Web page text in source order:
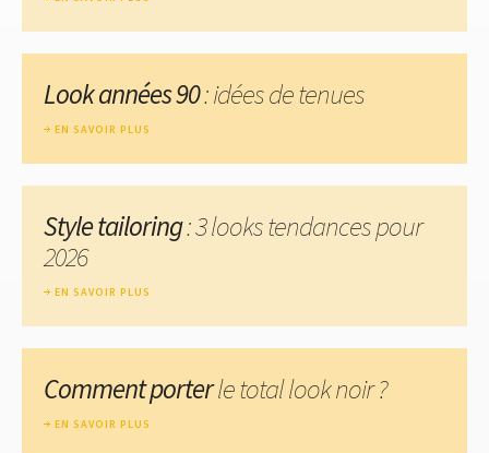
Look années 90: idées de tenues
EN SAVOIR PLUS
Style tailoring: 3 looks tendances pour
2026
EN SAVOIR PLUS
Comment porterle total look noir ?
EN SAVOIR PLUS